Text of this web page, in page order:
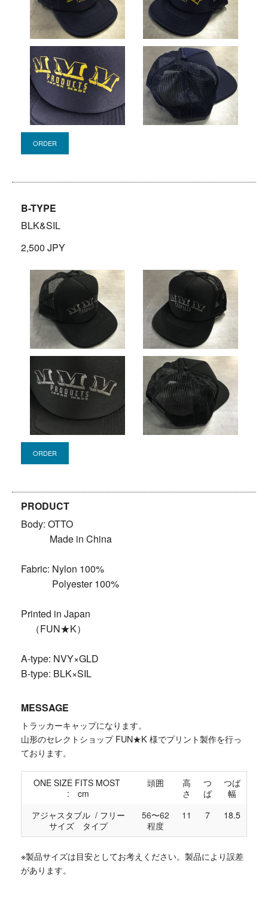
B-TYPE
BLK&SIL
2,500 JPY
PRODUCT
Body: OTTO
Made in China
Fabric: Nylon 100%
Polyester 100%
Printed in Japan
（FUN★K）
A-type: NVY×GLD
B-type: BLK×SIL
MESSAGE
トラッカーキャップになります。
山形のセレクトショップFUN★K 様でプリント製作を行っ
ております。
ONE SIZE FITS MOST
: cm
頭囲
高
さ
つ
ば
つば
幅
アジャスタブル / フリー
サイズ タイプ
56〜62
程度
11 7 18.5
※製品サイズは目安としてお考えください。製品により誤差
があります。